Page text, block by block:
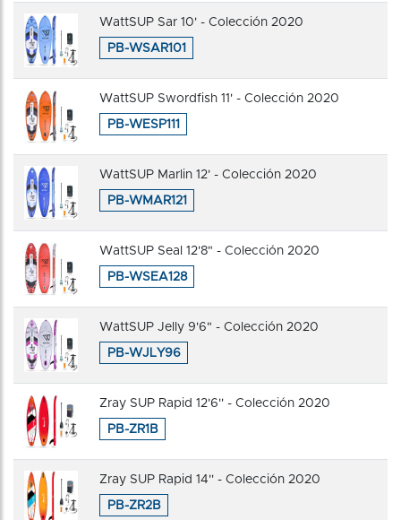
WattSUP Sar 10' - Colección 2020
PB-WSAR101
WattSUP Swordfish 11' - Colección 2020
PB-WESP111
WattSUP Marlin 12' - Colección 2020
PB-WMAR121
WattSUP Seal 12'8" - Colección 2020
PB-WSEA128
WattSUP Jelly 9'6" - Colección 2020
PB-WJLY96
Zray SUP Rapid 12'6'' - Colección 2020
PB-ZR1B
Zray SUP Rapid 14'' - Colección 2020
PB-ZR2B